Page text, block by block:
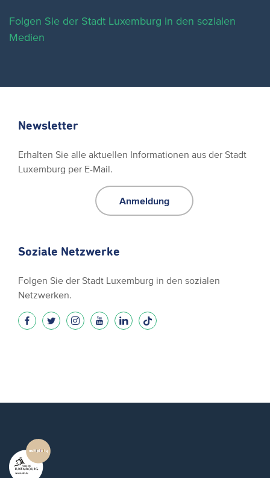
Folgen Sie der Stadt Luxemburg in den sozialen
Medien
Newsletter
Erhalten Sie alle aktuellen Informationen aus der Stadt
Luxemburg per E-Mail.
Anmeldung
Soziale Netzwerke
Folgen Sie der Stadt Luxemburg in den sozialen
Netzwerken.